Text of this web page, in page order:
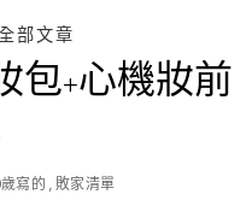
部文章
包+心機妝前
寫的 敗家清單